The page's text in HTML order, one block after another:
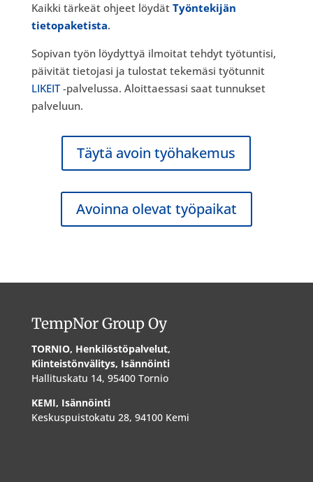
Kaikki tärkeät ohjeet löydät Työntekijän
tietopaketista.
Sopivan työn löydyttyä ilmoitat tehdyt työtuntisi,
päivität tietojasi ja tulostat tekemäsi työtunnit
LIKEIT-palvelussa. Aloittaessasi saat tunnukset
palveluun.
Täytä avoin työhakemus
Avoinna olevat työpaikat
TempNor Group Oy
TORNIO, Henkilöstöpalvelut,
Kiinteistönvälitys, Isännöinti
Hallituskatu 14, 95400 Tornio
KEMI, Isännöinti
Keskuspuistokatu 28, 94100 Kemi